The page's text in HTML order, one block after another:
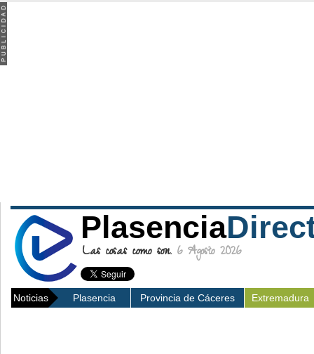
Plasencia
Las cosas como son. 6 Agosto 2026
Noticias Plasencia Provincia de Cáceres Extremadura